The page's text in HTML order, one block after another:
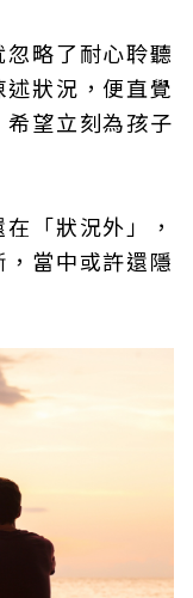
略了耐心聆聽
狀況，便直覺
望立刻為孩子
「狀況外」，
當中或許還隱